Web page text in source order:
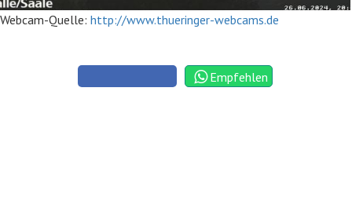
Webcam-Quelle: http://www.thueringer-webcams.de
Empfehlen